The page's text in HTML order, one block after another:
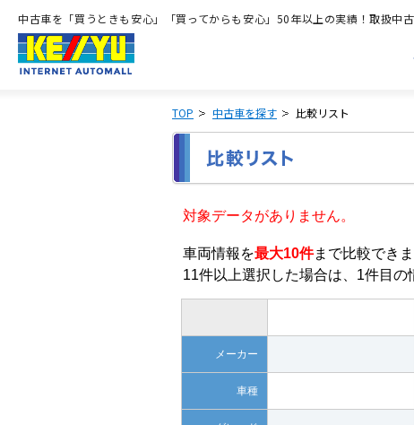
中古車を「買うときも安心」「買ってからも安心」50年以上の実績！取扱中
TOP 中古車を探す 比較リスト
対象データがありません。
車両情報を最大10件まで比較できま
11件以上選択した場合は、1件目の
メーカー
車種